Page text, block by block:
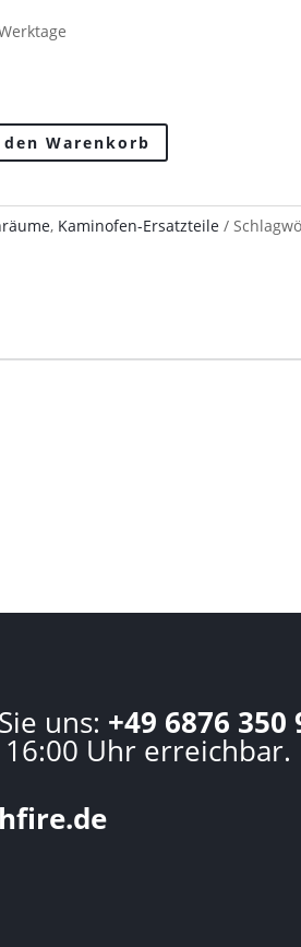
Warenkorb
, Kaminofen-Ersatzteile
uns: +49 6876 350
Uhr erreichbar.